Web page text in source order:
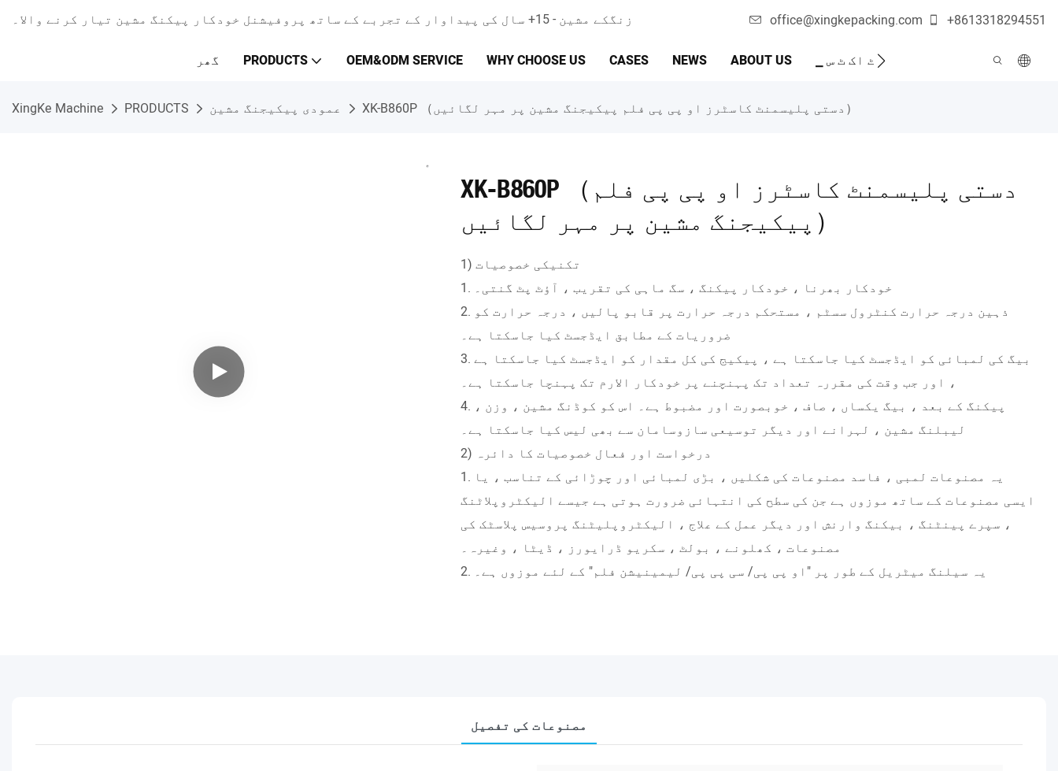
زنگکے مشین - 15+ سال کی پیداوار کے تجربے کے ساتھ پروفیشنل خودکار پیکنگ مشین تیار کرنے والا۔ office@xingkepacking.com +8613318294551
گھر PRODUCTS OEM&ODM SERVICE WHY CHOOSE US CASES NEWS ABOUT US ▁ ٹ اک ٹ س خودکار پیکیجنگ مشین
XingKe Machine PRODUCTS عمودی پیکیجنگ مشین XK-B860P （دستی پلیسمنٹ کاسٹرز او پی پی فلم پیکیجنگ مشین پر مہر لگائیں）
XK-B860P （دستی پلیسمنٹ کاسٹرز او پی پی فلم
پیکیجنگ مشین پر مہر لگائیں）
1) تکنیکی خصوصیات
1. خودکار بھرنا ، خودکار پیکنگ ، سگ ماہی کی تقریب ، آؤٹ پٹ گنتی۔
2. ذہین درجہ حرارت کنٹرول سسٹم ، مستحکم درجہ حرارت پر قابو پالیں ، درجہ حرارت کو
ضروریات کے مطابق ایڈجسٹ کیا جاسکتا ہے۔
3. بیگ کی لمبائی کو ایڈجسٹ کیا جاسکتا ہے ، پیکیج کی کل مقدار کو ایڈجسٹ کیا جاسکتا ہے
، اور جب وقت کی مقررہ تعداد تک پہنچنے پر خودکار الارم تک پہنچا جاسکتا ہے۔
4. پیکنگ کے بعد ، بیگ یکساں ، صاف ، خوبصورت اور مضبوط ہے۔ اس کو کوڈنگ مشین ، وزن ،
لیبلنگ مشین ، لہرانے اور دیگر توسیعی سازوسامان سے بھی لیس کیا جاسکتا ہے۔
2) درخواست اور فعال خصوصیات کا دائرہ
1. یہ مصنوعات لمبی ، فاسد مصنوعات کی شکلیں ، بڑی لمبائی اور چوڑائی کے تناسب ، یا
ایسی مصنوعات کے ساتھ موزوں ہے جن کی سطح کی انتہائی ضرورت ہوتی ہے جیسے الیکٹروپلاٹنگ
، سپرے پینٹنگ ، بیکنگ وارنش اور دیگر عمل کے علاج ، الیکٹروپلیٹنگ پروسیس پلاسٹک کی
مصنوعات ، کھلونے ، بولٹ ، سکریو ڈرایورز ، ڈیٹا ، وغیرہ۔
2. یہ سیلنگ میٹریل کے طور پر "او پی پی/ سی پی پی/ لیمینیشن فلم" کے لئے موزوں ہے۔
مصنوعات کی تفصیل